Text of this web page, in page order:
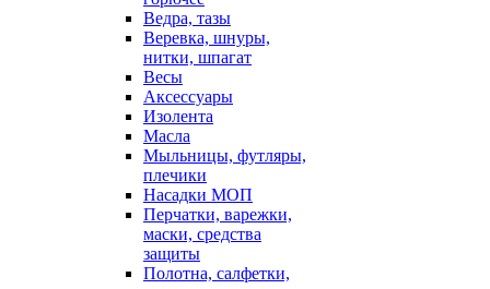
Ведра, тазы
Веревка, шнуры,
нитки, шпагат
Весы
Аксессуары
Изолента
Масла
Мыльницы, футляры,
плечики
Насадки МОП
Перчатки, варежки,
маски, средства
защиты
Полотна, салфетки,